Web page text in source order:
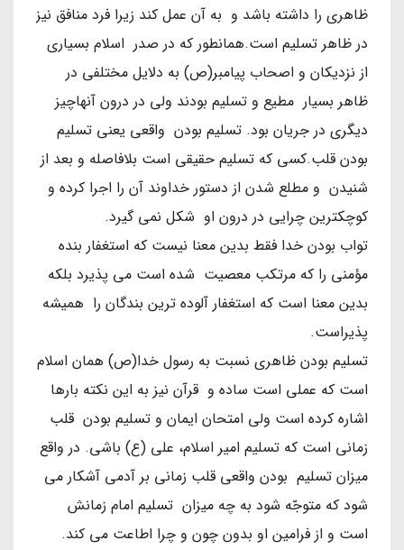
ظاهری را داشته باشد و به آن عمل کند زیرا فرد منافق نیز
در ظاهر تسلیم است.همانطور که در صدر اسلام بسیاری
از نزدیکان و اصحاب پیامبر(ص) به دلایل مختلفی در
ظاهر بسیار مطیع و تسلیم بودند ولی در درون آنهاچیز
دیگری در جریان بود. تسلیم بودن واقعی یعنی تسلیم
بودن قلب.کسی که تسلیم حقیقی است بلافاصله و بعد از
شنیدن و مطلع شدن از دستور خداوند آن را اجرا کرده و
کوچکترین چرایی در درون او شکل نمی گیرد.
تواب بودن خدا فقط بدین معنا نیست که استغفار بنده
مؤمنی را که مرتکب معصیت شده است می پذیرد بلکه
بدین معنا است که استغفار آلوده ترین بندگان را همیشه
پذیراست.
تسلیم بودن ظاهری نسبت به رسول خدا(ص) همان اسلام
است که عملی است ساده و قرآن نیز به این نکته بارها
اشاره کرده است ولی امتحان ایمان و تسلیم بودن قلب
زمانی است که تسلیم امیر اسلام، علی (ع) باشی. در واقع
میزان تسلیم بودن واقعی قلب زمانی بر آدمی آشکار می
شود که متوجّه شود به چه میزان تسلیم امام زمانش
است و از فرامین او بدون چون و چرا اطاعت می کند.